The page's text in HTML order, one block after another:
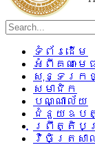
ទំព័រដើម
អំពីគណៈមេធ
សុន្ទរកថា
សមាជិក
បណ្ណាល័យ
ជំនួយឧប
ព្រឹត្តិប
វិចិត្រសា